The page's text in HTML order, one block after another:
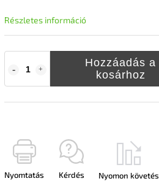
Hozzáadás a
kosárhoz
Részletes információ
Nyomtatás Kérdés Nyomon követés